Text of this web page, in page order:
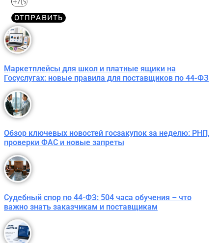
ОТПРАВИТЬ
Маркетплейсы для школ и платные ящики на
Госуслугах: новые правила для поставщиков по 44-ФЗ
Обзор ключевых новостей госзакупок за неделю: РНП,
проверки ФАС и новые запреты
Судебный спор по 44-ФЗ: 504 часа обучения – что
важно знать заказчикам и поставщикам